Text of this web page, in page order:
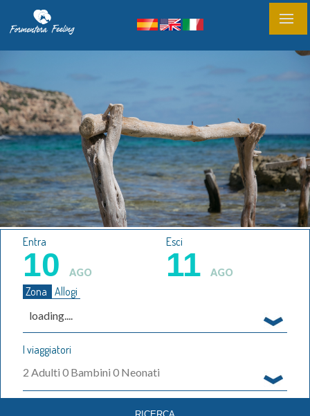
Entra
10 AGO
Esci
11 AGO
Zona Allogi
loading....
I viaggiatori
2 Adulti 0 Bambini 0 Neonati